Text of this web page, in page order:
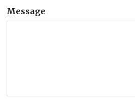
Message